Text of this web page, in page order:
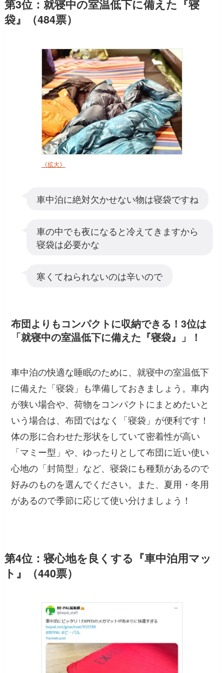
第3位：就寝中の室温低下に備えた『寝
袋』（484票）
《拡大》
車中泊に絶対欠かせない物は寝袋ですね
車の中でも夜になると冷えてきますから
寝袋は必要かな
寒くてねられないのは辛いので
布団よりもコンパクトに収納できる！3位は
「就寝中の室温低下に備えた『寝袋』」！
車中泊の快適な睡眠のために、就寝中の室温低下
に備えた「寝袋」も準備しておきましょう。車内
が狭い場合や、荷物をコンパクトにまとめたいと
いう場合は、布団ではなく「寝袋」が便利です！
体の形に合わせた形状をしていて密着性が高い
「マミー型」や、ゆったりとして布団に近い使い
心地の「封筒型」など、寝袋にも種類があるので
好みのものを選んでください。また、夏用・冬用
があるので季節に応じて使い分けましょう！
第4位：寝心地を良くする『車中泊用マッ
ト』（440票）